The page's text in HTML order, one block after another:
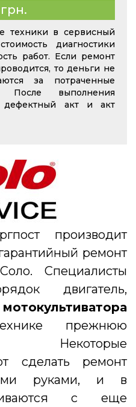
производит
ремонт
Специалисты
двигатель,
прежнюю
Некоторые
сделать ремонт
руками, и в
с еще
техники в сервисный
диагностики
работ. Если ремонт
то деньги не
за потраченные
После выполнения
дефектный акт и акт